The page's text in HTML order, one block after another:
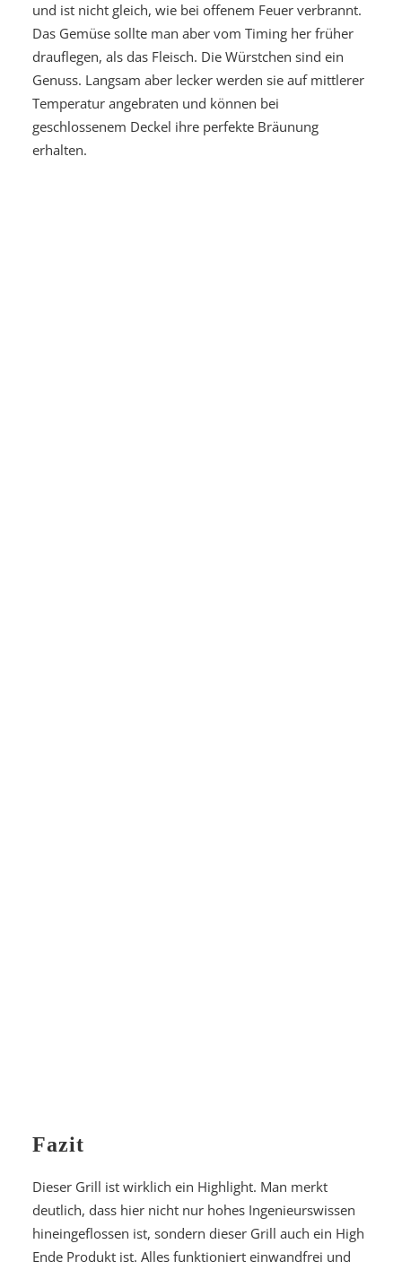
und ist nicht gleich, wie bei offenem Feuer verbrannt.
Das Gemüse sollte man aber vom Timing her früher
drauflegen, als das Fleisch. Die Würstchen sind ein
Genuss. Langsam aber lecker werden sie auf mittlerer
Temperatur angebraten und können bei
geschlossenem Deckel ihre perfekte Bräunung
erhalten.
Fazit
Dieser Grill ist wirklich ein Highlight. Man merkt
deutlich, dass hier nicht nur hohes Ingenieurswissen
hineingeflossen ist, sondern dieser Grill auch ein High
Ende Produkt ist. Alles funktioniert einwandfrei und